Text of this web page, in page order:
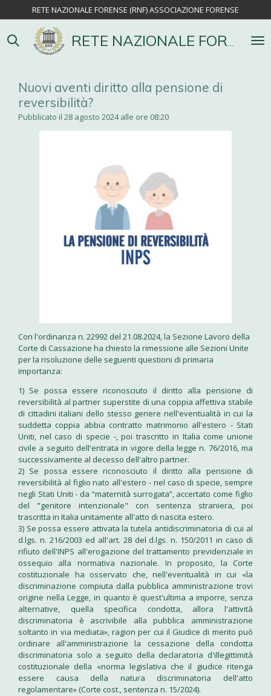
contenuto
principale
RETE NAZIONALE FORENSE
RETE NAZIONALE FORENSE (RNF) ASSOCIAZIONE FORENSE
Nuovi aventi diritto alla pensione di
reversibilità?
Pubblicato il 28 agosto 2024 alle ore 08:20
Con l'ordinanza n. 22992 del 21.08.2024, la Sezione Lavoro della
Corte di Cassazione ha chiesto la rimessione alle Sezioni Unite
per la risoluzione delle seguenti questioni di primaria
importanza:
1) Se possa essere riconosciuto il diritto alla pensione di
reversibilità al partner superstite di una coppia affettiva stabile
di cittadini italiani dello stesso genere nell'eventualità in cui la
suddetta coppia abbia contratto matrimonio all'estero - Stati
Uniti, nel caso di specie -, poi trascritto in Italia come unione
civile a seguito dell'entrata in vigore della legge n. 76/2016, ma
successivamente al decesso dell'altro partner.
2) Se possa essere riconosciuto il diritto alla pensione di
reversibilità al figlio nato all'estero - nel caso di specie, sempre
negli Stati Uniti - da “maternità surrogata”, accertato come figlio
del "genitore intenzionale" con sentenza straniera, poi
trascritta in Italia unitamente all'atto di nascita estero.
3) Se possa essere attivata la tutela antidiscriminatoria di cui al
d.lgs. n. 216/2003 ed all'art. 28 del d.lgs. n. 150/2011 in caso di
rifiuto dell'INPS all'erogazione del trattamento previdenziale in
ossequio alla normativa nazionale. In proposito, la Corte
costituzionale ha osservato che, nell'eventualità in cui «la
discriminazione compiuta dalla pubblica amministrazione trovi
origine nella Legge, in quanto è quest'ultima a imporre, senza
alternative, quella specifica condotta, allora l'attività
discriminatoria è ascrivibile alla pubblica amministrazione
soltanto in via mediata», ragion per cui il Giudice di merito può
ordinare all'amministrazione la cessazione della condotta
discriminatoria solo a seguito della declaratoria d'illegittimità
costituzionale della «norma legislativa che il giudice ritenga
essere causa della natura discriminatoria dell'atto
regolamentare» (Corte cost., sentenza n. 15/2024).